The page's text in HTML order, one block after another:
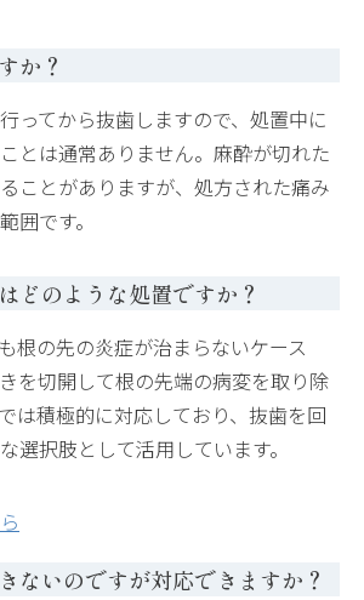
か？
ってから抜歯しますので、処置中に
とは通常ありません。麻酔が切れた
ことがありますが、処方された痛み
囲です。
どのような処置ですか？
根の先の炎症が治まらないケース
を切開して根の先端の病変を取り除
は積極的に対応しており、抜歯を回
選択肢として活用しています。
ないのですが対応できますか？